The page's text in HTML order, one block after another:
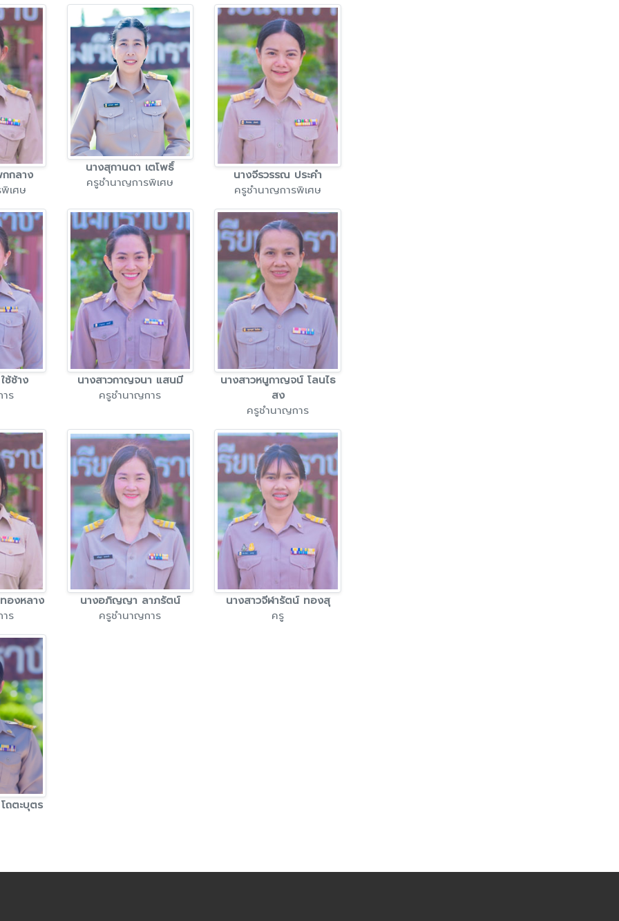
กลาง
เศษ
นางสุกานดา เตโพธิ์
ครูชำนาญการพิเศษ
นางจีรวรรณ ประคำ
ครูชำนาญการพิเศษ
ช้ช้าง
ร
นางสาวกาญจนา แสนมี
ครูชำนาญการ
นางสาวหนูกาญจน์ โลนไธ
สง
ครูชำนาญการ
องหลาง
ร
นางอภิญญา ลาภรัตน์
ครูชำนาญการ
นางสาวจีฬารัตน์ ทองสุ
ครู
ถตะบุตร